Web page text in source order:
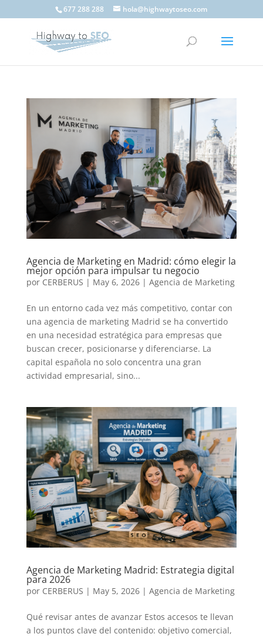
677 288 288 hola@highwaytoseo.com
Agencia de Marketing en Madrid: cómo elegir la
mejor opción para impulsar tu negocio
por CERBERUS | May 6, 2026| Agencia de Marketing
En un entorno cada vez más competitivo, contar con
una agencia de marketing Madrid se ha convertido
en una necesidad estratégica para empresas que
buscan crecer, posicionarse y diferenciarse. La
capital española no solo concentra una gran
actividad empresarial, sino...
Agencia de Marketing Madrid: Estrategia digital
para 2026
por CERBERUS | May 5, 2026| Agencia de Marketing
Qué revisar antes de avanzar Estos accesos te llevan
a los puntos clave del contenido: objetivo comercial,